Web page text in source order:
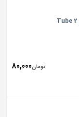
تومان80,000